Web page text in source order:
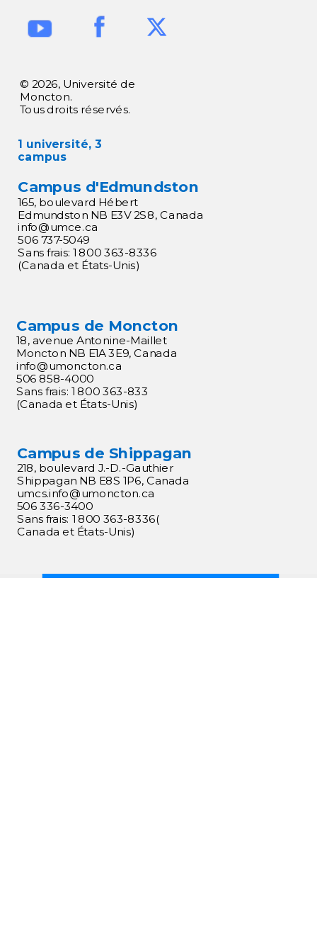
Expérience
Programmes coop
coop et ATE
Programmes coop
Périodes de stage
Responsabilités – employeurs
Pendant le stage
Responsabilités – étudiantes et
étudiants
Calendrier et statistiques
Embaucher une étudiante ou un
étudiant coop
Soutien financier – Programmes
principaux
© 2026, Université de
Moncton.
Tous droits réservés.
1 université, 3
campus
Campus d'Edmundston
165, boulevard Hébert
Edmundston NB E3V 2S8, Canada
info@umce.ca
506 737-5049
Sans frais: 1 800 363-8336
(Canada et États-Unis)
Campus de Moncton
18, avenue Antonine-Maillet
Moncton NB E1A 3E9, Canada
info@umoncton.ca
506 858-4000
Sans frais: 1 800 363-833
(Canada et États-Unis)
Campus de Shippagan
218, boulevard J.-D.-Gauthier
Shippagan NB E8S 1P6, Canada
umcs.info@umoncton.ca
506 336-3400
Sans frais: 1 800 363-8336(
Canada et États-Unis)